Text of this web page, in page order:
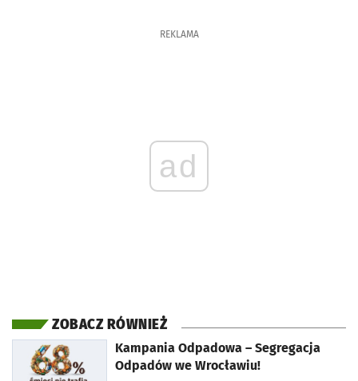
REKLAMA
ad
ZOBACZ RÓWNIEŻ
Kampania Odpadowa – Segregacja
Odpadów we Wrocławiu!
otworzy się w nowej karcie